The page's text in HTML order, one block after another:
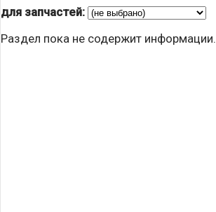
для запчастей:
Раздел пока не содержит информации.